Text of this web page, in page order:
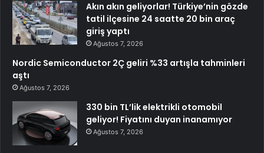
Akın akın geliyorlar! Türkiye’nin gözde
tatil ilçesine 24 saatte 20 bin araç
giriş yaptı
Ağustos 7, 2026
Nordic Semiconductor 2Ç geliri %33 artışla tahminleri
aştı
Ağustos 7, 2026
330 bin TL’lik elektrikli otomobil
geliyor! Fiyatını duyan inanamıyor
Ağustos 7, 2026